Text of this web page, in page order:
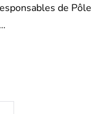
de Pôle